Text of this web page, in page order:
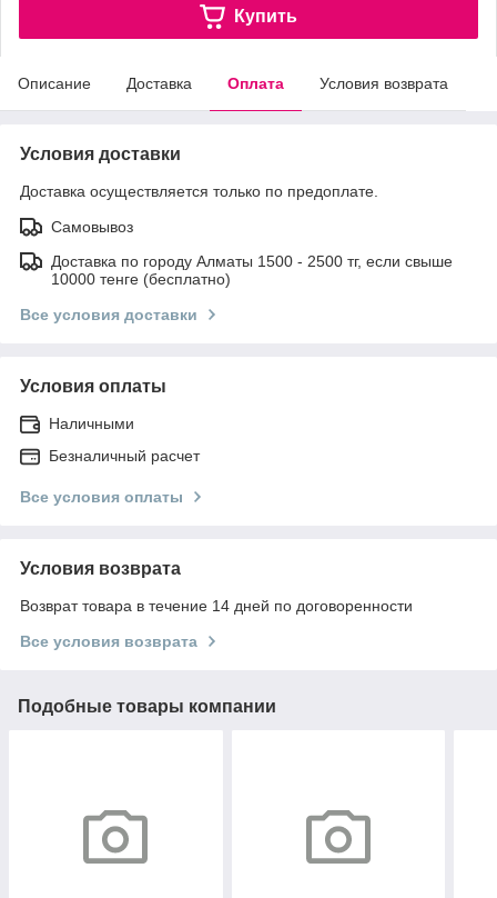
Купить
Описание Доставка Оплата Условия возврата
Условия доставки
Доставка осуществляется только по предоплате.
Самовывоз
Доставка по городу Алматы 1500 - 2500 тг, если свыше
10000 тенге (бесплатно)
Все условия доставки
Условия оплаты
Наличными
Безналичный расчет
Все условия оплаты
Условия возврата
Возврат товара в течение 14 дней по договоренности
Все условия возврата
Подобные товары компании